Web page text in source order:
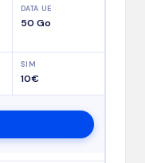
DATA UE
50 Go
SIM
10€